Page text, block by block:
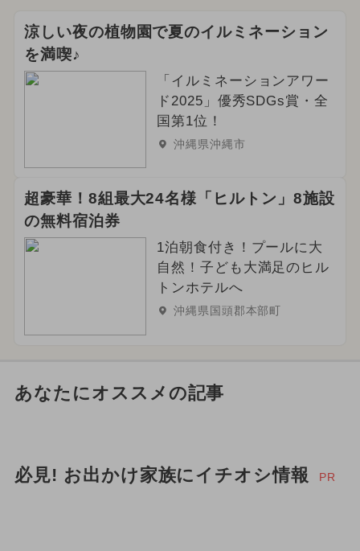
涼しい夜の植物園で夏のイルミネーション
を満喫♪
「イルミネーションアワー
ド2025」優秀SDGs賞・全
国第1位！
沖縄県沖縄市
超豪華！8組最大24名様「ヒルトン」8施設
の無料宿泊券
1泊朝食付き！プールに大
自然！子ども大満足のヒル
トンホテルへ
沖縄県国頭郡本部町
あなたにオススメの記事
必見! お出かけ家族にイチオシ情報 PR